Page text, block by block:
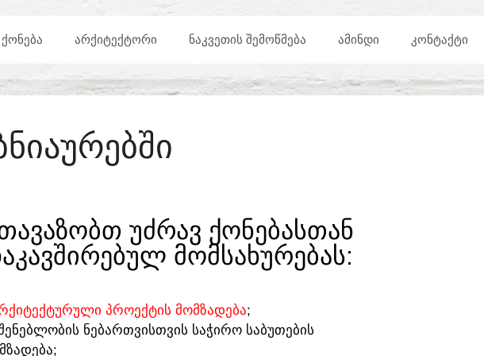
ᲐᲠᲥᲘᲢᲔᲥᲢᲝᲠᲘ ᲜᲐᲙᲕᲔᲗᲘᲡ ᲨᲔᲛᲝᲬᲛᲔᲑᲐ ᲐᲛᲘᲜᲓᲘ ᲙᲝᲜᲢᲐᲥᲢᲘ
ᲣᲫᲠᲐᲕ ᲥᲝᲜᲔᲑᲐᲡᲗᲐᲜ
ᲛᲝᲛᲡᲐᲮᲣᲠᲔᲑᲐᲡ:​
ᲞᲠᲝᲔᲥᲢᲘᲡ ᲛᲝᲛᲖᲐᲓᲔᲑᲐ;
ᲜᲔᲑᲐᲠᲗᲕᲘᲡᲗᲕᲘᲡ ᲡᲐᲭᲘᲠᲝ ᲡᲐᲑᲣᲗᲔᲑᲘᲡ